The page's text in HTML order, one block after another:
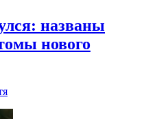
названы
нового